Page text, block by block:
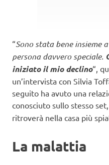
“Sono stata bene insieme
persona davvero speciale.
iniziato il mio declino“,
un’intervista con Silvia
seguito ha avuto una
conosciuto sullo stesso set,
ritroverà nella casa più
La malattia